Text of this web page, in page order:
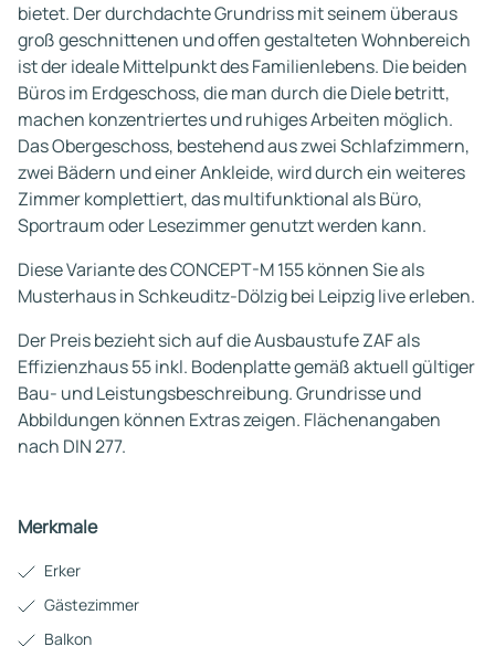
bietet. Der durchdachte Grundriss mit seinem überaus
groß geschnittenen und offen gestalteten Wohnbereich
ist der ideale Mittelpunkt des Familienlebens. Die beiden
Büros im Erdgeschoss, die man durch die Diele betritt,
machen konzentriertes und ruhiges Arbeiten möglich.
Das Obergeschoss, bestehend aus zwei Schlafzimmern,
zwei Bädern und einer Ankleide, wird durch ein weiteres
Zimmer komplettiert, das multifunktional als Büro,
Sportraum oder Lesezimmer genutzt werden kann.
Diese Variante des CONCEPT-M 155 können Sie als
Musterhaus in Schkeuditz-Dölzig bei Leipzig live erleben.
Der Preis bezieht sich auf die Ausbaustufe ZAF als
Effizienzhaus 55 inkl. Bodenplatte gemäß aktuell gültiger
Bau- und Leistungsbeschreibung. Grundrisse und
Abbildungen können Extras zeigen. Flächenangaben
nach DIN 277.
Merkmale
Erker
Gästezimmer
Balkon